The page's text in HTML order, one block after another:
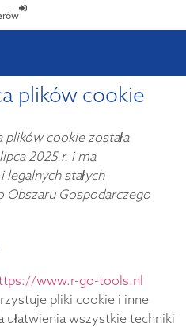
plików cookie
cookie została
2025 r. i ma
stałych
Obszaru Gospodarczego
www.r-go-tools.nl
pliki cookie i inne
wszystkie techniki